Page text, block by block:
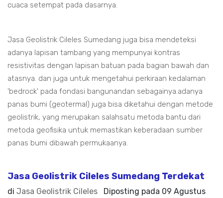
cuaca setempat pada dasarnya.
Jasa Geolistrik Cileles Sumedang juga bisa mendeteksi
adanya lapisan tambang yang mempunyai kontras
resistivitas dengan lapisan batuan pada bagian bawah dan
atasnya. dan juga untuk mengetahui perkiraan kedalaman
'bedrock' pada fondasi bangunandan sebagainya.adanya
panas bumi (geotermal) juga bisa diketahui dengan metode
geolistrik, yang merupakan salahsatu metoda bantu dari
metoda geofisika untuk memastikan keberadaan sumber
panas bumi dibawah permukaanya.
Jasa Geolistrik Cileles Sumedang Terdekat
di Jasa Geolistrik Cileles Diposting pada 09 Agustus